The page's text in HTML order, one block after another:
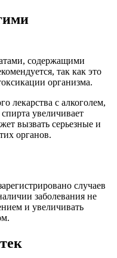
содержащими
так как это
организма.
лекарства с алкоголем,
увеличивает
вызвать серьезные и
органов.
случаев
заболевания не
и увеличивать